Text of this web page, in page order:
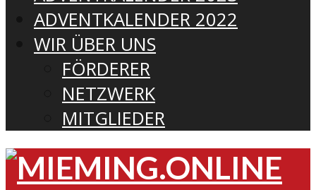
ADVENTKALENDER 2022
WIR ÜBER UNS
FÖRDERER
NETZWERK
MITGLIEDER